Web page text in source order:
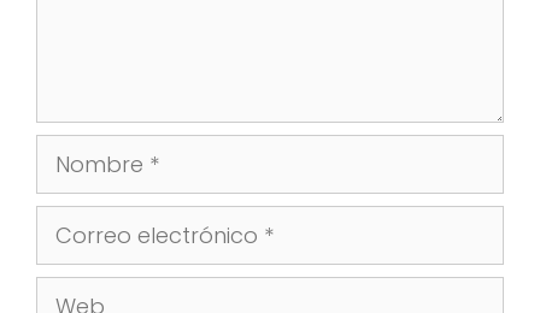
Nombre
Correo
electrónico
Web